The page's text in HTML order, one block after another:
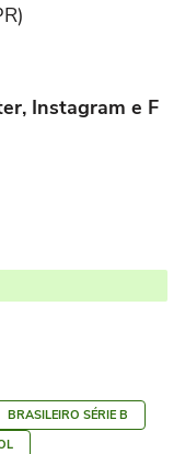
Instagram e F
BRASILEIRO SÉRIE B